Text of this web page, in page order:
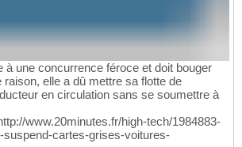
à une concurrence féroce et doit bouger
raison, elle a dû mettre sa flotte de
en circulation sans se soumettre à
www.20minutes.fr/high-tech/1984883-
suspend-cartes-grises-voitures-